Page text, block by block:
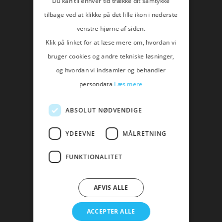
ADDRESS:
Allmänningsvägen 59
SE-176 78 Järfälla
Orgr: 556973-7413
invoice@titanium-gateway.com
BANK:HANDELSBANKEN
Bic/Swift:HANDSESS
IBAN (SEK / EUR / USD):
tilbage ved at klikke på det lille ikon i nederste
venstre hjørne af siden.
Klik på linket for at læse mere om, hvordan vi
bruger cookies og andre tekniske løsninger,
og hvordan vi indsamler og behandler
persondata Læs mere
ABSOLUT NØDVENDIGE
YDEEVNE MÅLRETNING
FUNKTIONALITET
ACCEPTER ALLE
AFVIS ALLE